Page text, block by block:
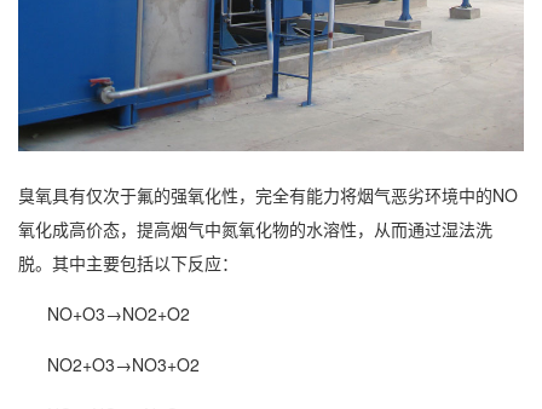
臭氧具有仅次于氟的强氧化性，完全有能力将烟气恶劣环境中的NO
氧化成高价态，提高烟气中氮氧化物的水溶性，从而通过湿法洗
脱。其中主要包括以下反应：
NO+O3→NO2+O2
NO2+O3→NO3+O2